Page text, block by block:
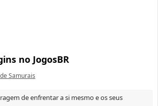
no JogosBR
Samurais
de enfrentar a si mesmo e os seus